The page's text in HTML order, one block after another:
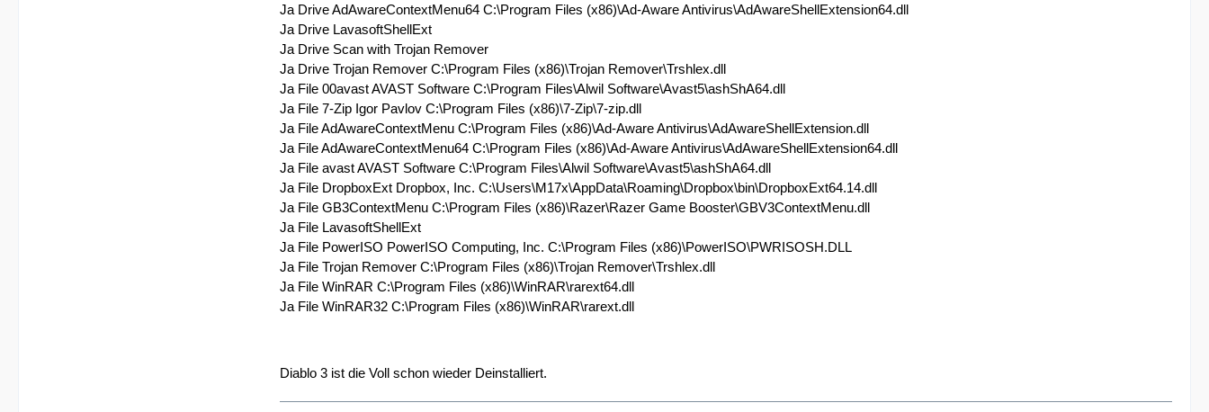
Ja Drive AdAwareContextMenu64 C:\Program Files (x86)\Ad-Aware Antivirus\AdAwareShellExtension64.dll
Ja Drive LavasoftShellExt
Ja Drive Scan with Trojan Remover
Ja Drive Trojan Remover C:\Program Files (x86)\Trojan Remover\Trshlex.dll
Ja File 00avast AVAST Software C:\Program Files\Alwil Software\Avast5\ashShA64.dll
Ja File 7-Zip Igor Pavlov C:\Program Files (x86)\7-Zip\7-zip.dll
Ja File AdAwareContextMenu C:\Program Files (x86)\Ad-Aware Antivirus\AdAwareShellExtension.dll
Ja File AdAwareContextMenu64 C:\Program Files (x86)\Ad-Aware Antivirus\AdAwareShellExtension64.dll
Ja File avast AVAST Software C:\Program Files\Alwil Software\Avast5\ashShA64.dll
Ja File DropboxExt Dropbox, Inc. C:\Users\M17x\AppData\Roaming\Dropbox\bin\DropboxExt64.14.dll
Ja File GB3ContextMenu C:\Program Files (x86)\Razer\Razer Game Booster\GBV3ContextMenu.dll
Ja File LavasoftShellExt
Ja File PowerISO PowerISO Computing, Inc. C:\Program Files (x86)\PowerISO\PWRISOSH.DLL
Ja File Trojan Remover C:\Program Files (x86)\Trojan Remover\Trshlex.dll
Ja File WinRAR C:\Program Files (x86)\WinRAR\rarext64.dll
Ja File WinRAR32 C:\Program Files (x86)\WinRAR\rarext.dll
Diablo 3 ist die Voll schon wieder Deinstalliert.